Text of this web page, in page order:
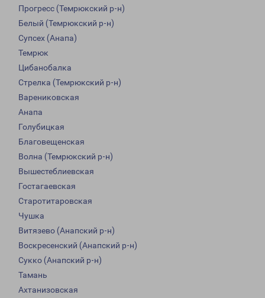
Прогресс (Темрюкский р-н)
Белый (Темрюкский р-н)
Супсех (Анапа)
Темрюк
Цибанобалка
Стрелка (Темрюкский р-н)
Варениковская
Анапа
Голубицкая
Благовещенская
Волна (Темрюкский р-н)
Вышестеблиевская
Гостагаевская
Старотитаровская
Чушка
Витязево (Анапский р-н)
Воскресенский (Анапский р-н)
Сукко (Анапский р-н)
Тамань
Ахтанизовская